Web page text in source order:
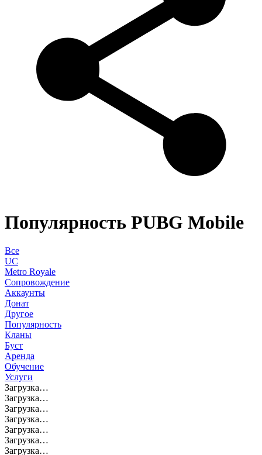
Популярность PUBG Mobile
Все
UC
Metro Royale
Сопровождение
Аккаунты
Донат
Другое
Популярность
Кланы
Буст
Аренда
Обучение
Услуги
Загрузка…
Загрузка…
Загрузка…
Загрузка…
Загрузка…
Загрузка…
Загрузка…